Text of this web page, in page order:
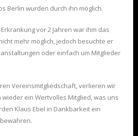
Berlin wurden durch ihn möglich.
vor 2 Jahren war ihm das
mehr möglich, jedoch besuchte er
oder einfach um Mitglieder
Vereinsmitgliedschaft, verlieren wir
wieder ein Wertvolles Mitglied, was uns
Klaus Ebel in Dankbarkeit ein